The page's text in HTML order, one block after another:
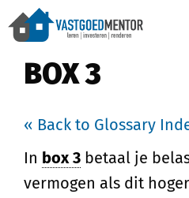
BOX 3
« Back to Glossary
In box 3 betaal je
vermogen als dit